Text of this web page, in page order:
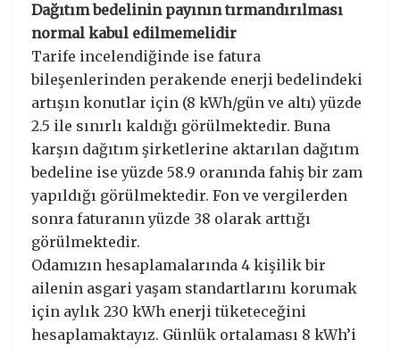
Dağıtım bedelinin payının tırmandırılması
normal kabul edilmemelidir
Tarife incelendiğinde ise fatura
bileşenlerinden perakende enerji bedelindeki
artışın konutlar için (8 kWh/gün ve altı) yüzde
2.5 ile sınırlı kaldığı görülmektedir. Buna
karşın dağıtım şirketlerine aktarılan dağıtım
bedeline ise yüzde 58.9 oranında fahiş bir zam
yapıldığı görülmektedir. Fon ve vergilerden
sonra faturanın yüzde 38 olarak arttığı
görülmektedir.
Odamızın hesaplamalarında 4 kişilik bir
ailenin asgari yaşam standartlarını korumak
için aylık 230 kWh enerji tüketeceğini
hesaplamaktayız. Günlük ortalaması 8 kWh’i